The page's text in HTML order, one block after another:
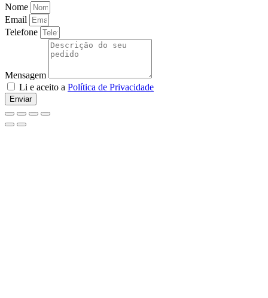
Nome
Email
Telefone
Mensagem
Li e aceito a Política de Privacidade
Enviar